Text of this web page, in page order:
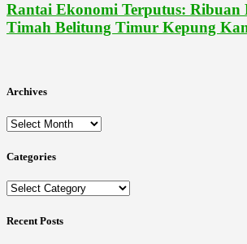
Rantai Ekonomi Terputus: Ribuan
Timah Belitung Timur Kepung
Archives
Archives
Categories
Categories
Recent Posts